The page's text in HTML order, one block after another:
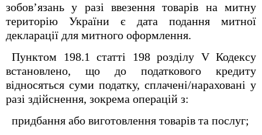
зобов’язань у разі ввезення товарів на митну
територію України є дата подання митної
декларації для митного оформлення.
Пунктом 198.1 статті 198 розділу V Кодексу
встановлено, що до податкового кредиту
відносяться суми податку, сплачені/нараховані у
разі здійснення, зокрема операцій з:
придбання або виготовлення товарів та послуг;